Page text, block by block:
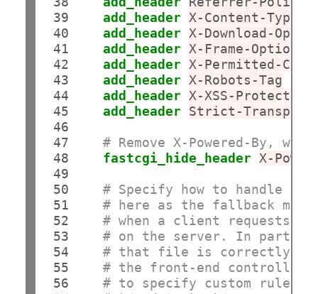
39
40
41
42
43
44
45
46
47
48
49
50
51
52
53
54
55
56
add_header X-Content-Type-
add_header X-Download-
add_header X-Frame-Options
add_header X-Permitted-
add_header X-Robots-Tag
add_header X-XSS-Protection
add_header Strict-
# Remove X-Powered-By,
fastcgi_hide_header X-
# Specify how to handle
# here as the fallback
# when a client requests
# on the server. In
# that file is correctly
# the front-end controller.
# to specify custom rules